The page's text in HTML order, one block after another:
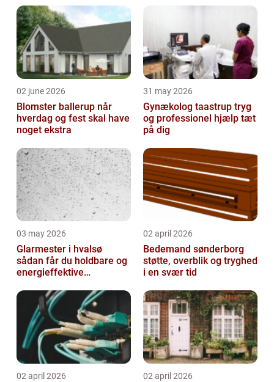
02 june 2026
Blomster ballerup når
hverdag og fest skal have
noget ekstra
31 may 2026
Gynækolog taastrup tryg
og professionel hjælp tæt
på dig
03 may 2026
Glarmester i hvalsø
sådan får du holdbare og
energieffektive
02 april 2026
Bedemand sønderborg
støtte, overblik og tryghed
i en svær tid
02 april 2026 02 april 2026